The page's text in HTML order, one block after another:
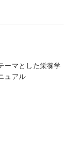
ーマとした栄養学
ュアル